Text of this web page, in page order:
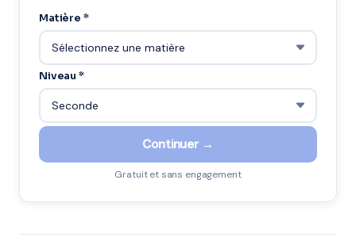
Matière *
Niveau *
Continuer →
Gratuit et sans engagement